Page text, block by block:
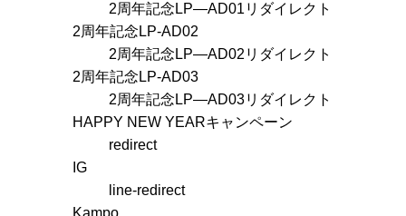
2周年記念LP―AD01リダイレクト
2周年記念LP-AD02
2周年記念LP―AD02リダイレクト
2周年記念LP-AD03
2周年記念LP―AD03リダイレクト
HAPPY NEW YEARキャンペーン
redirect
IG
line-redirect